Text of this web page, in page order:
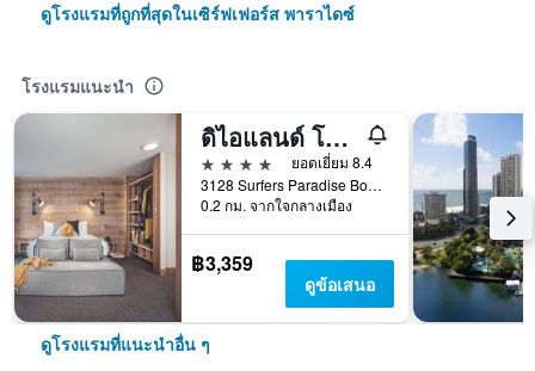
ดูโรงแรมที่ถูกที่สุดในเซิร์ฟเฟอร์ส พาราไดซ์
โรงแรมแนะนำ
ดิไอแลนด์ โกลด์โคสต์
4 ดาว
ยอดเยี่ยม 8.4
3128 Surfers Paradise Boulevard, เซิร์ฟเฟอร์ส พาราไดซ์, QLD, ออสเตรเลีย
0.2 กม. จากใจกลางเมือง
฿3,359
ดูข้อเสนอ
ดูโรงแรมที่แนะนำอื่น ๆ